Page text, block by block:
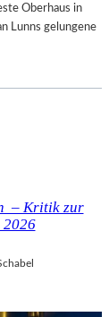
Oberhaus in
Lunns gelungene
– Kritik zur
2026